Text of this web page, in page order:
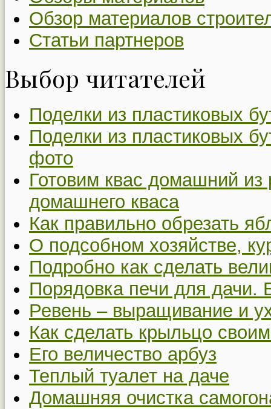
Обзор материалов
Статьи партнеров
Выбор читателей
Поделки из пластиковых
Поделки из пластиковых
фото
Готовим квас домашний
домашнего кваса
Как правильно обрезать
О подсобном хозяйстве,
Подробно как сделать
Порядовка печи для дачи.
Ревень – выращивание и
Как сделать крыльцо
Его величество арбуз
Теплый туалет на даче
Домашняя очистка